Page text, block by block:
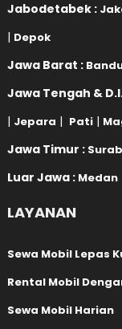
Jabodetabek :
| Depok
Jawa Barat :
Jawa Tengah &
| Jepara | Pati |
Jawa Timur :
Luar Jawa : Medan
LAYANAN
Sewa Mobil Lepas
Rental Mobil
Sewa Mobil Harian